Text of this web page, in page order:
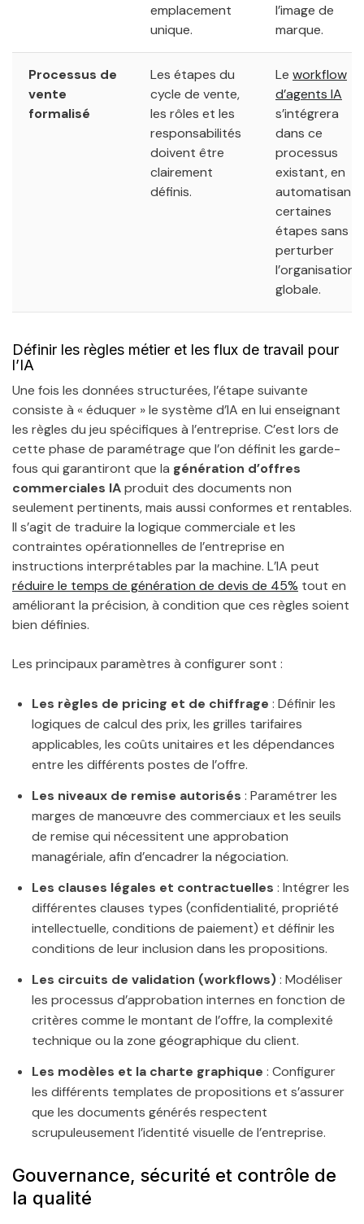
emplacement
unique.
l’image de
marque.
Processus de
vente
formalisé
Les étapes du
cycle de vente,
les rôles et les
responsabilités
doivent être
clairement
définis.
Le workflow
d’agents IA
s’intégrera
dans ce
processus
existant, en
automatisant
certaines
étapes sans
perturber
l’organisation
globale.
Définir les règles métier et les flux de travail pour
l’IA
Une fois les données structurées, l’étape suivante
consiste à « éduquer » le système d’IA en lui enseignant
les règles du jeu spécifiques à l’entreprise. C’est lors de
cette phase de paramétrage que l’on définit les garde-
fous qui garantiront que la génération d’offres
commerciales IAproduit des documents non
seulement pertinents, mais aussi conformes et rentables.
Il s’agit de traduire la logique commerciale et les
contraintes opérationnelles de l’entreprise en
instructions interprétables par la machine. L’IA peut
réduire le temps de génération de devis de 45% tout en
améliorant la précision, à condition que ces règles soient
bien définies.
Les principaux paramètres à configurer sont :
Les règles de pricing et de chiffrage : Définir les
logiques de calcul des prix, les grilles tarifaires
applicables, les coûts unitaires et les dépendances
entre les différents postes de l’offre.
Les niveaux de remise autorisés : Paramétrer les
marges de manœuvre des commerciaux et les seuils
de remise qui nécessitent une approbation
managériale, afin d’encadrer la négociation.
Les clauses légales et contractuelles : Intégrer les
différentes clauses types (confidentialité, propriété
intellectuelle, conditions de paiement) et définir les
conditions de leur inclusion dans les propositions.
Les circuits de validation (workflows): Modéliser
les processus d’approbation internes en fonction de
critères comme le montant de l’offre, la complexité
technique ou la zone géographique du client.
Les modèles et la charte graphique : Configurer
les différents templates de propositions et s’assurer
que les documents générés respectent
scrupuleusement l’identité visuelle de l’entreprise.
Gouvernance, sécurité et contrôle de
la qualité